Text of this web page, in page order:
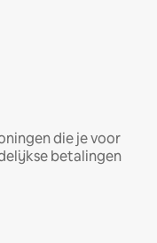
die je voor
betalingen